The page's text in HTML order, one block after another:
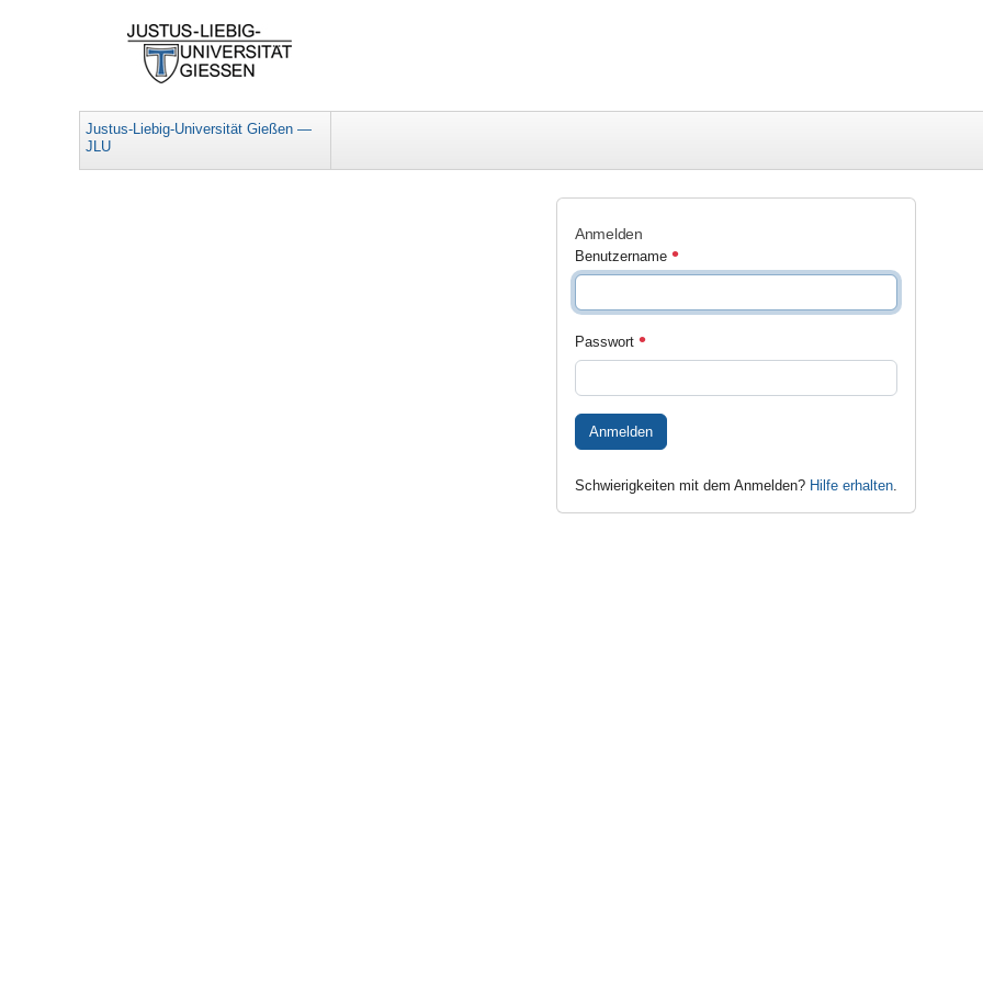
Justus-Liebig-Universität Gießen —
JLU
Anmelden
Benutzername
Passwort
Anmelden
Schwierigkeiten mit dem Anmelden? Hilfe erhalten.